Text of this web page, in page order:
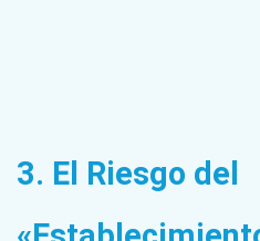
3. El Riesgo del